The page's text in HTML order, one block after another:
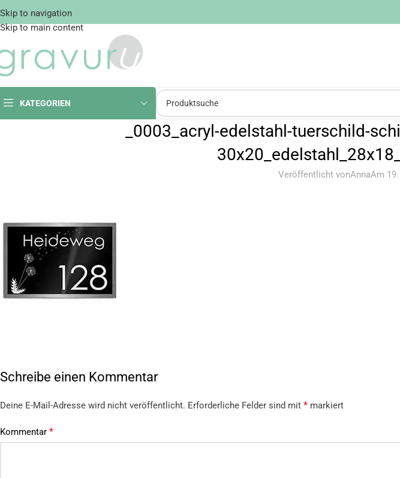
Skip to navigation
Skip to main content
KATEGORIEN
_0003_acryl-edelstahl-tuerschild-
Veröffentlicht vonAnnaAm
Schreibe einen Kommentar
Deine E-Mail-Adresse wird nicht veröffentlicht. Erforderliche Felder sind mit * markiert
Kommentar *